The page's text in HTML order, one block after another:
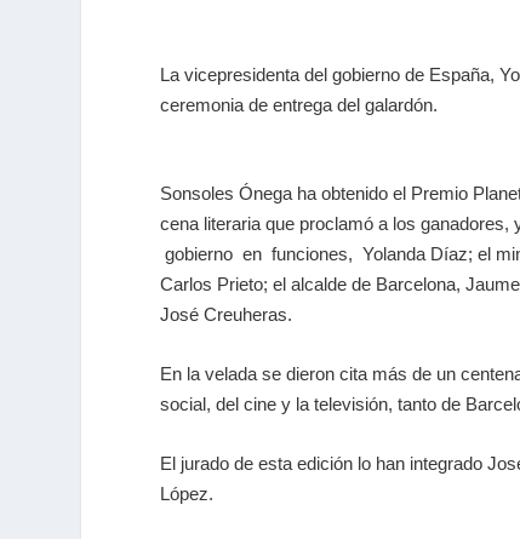
La vicepresidenta del gobierno de España,
ceremonia de entrega del galardón.
Sonsoles Ónega ha obtenido el Premio
cena literaria que proclamó a los
gobierno en funciones, Yolanda Díaz; el
Carlos Prieto; el alcalde de Barcelona,
José Creuheras.
En la velada se dieron cita más de un
social, del cine y la televisión, tanto de
El jurado de esta edición lo han integrado
López.